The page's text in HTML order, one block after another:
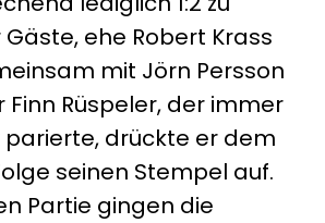
ehe Robert Krass
mit Jörn Persson
Finn Rüspeler, der immer
drückte er dem
seinen Stempel auf.
Partie gingen die